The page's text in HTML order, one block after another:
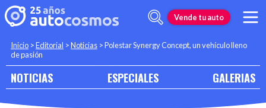
Vende tu auto
Inicio >Editorial >Noticias >Polestar Synergy Concept, un vehículo lleno
de pasión
NOTICIAS ESPECIALES GALERIAS